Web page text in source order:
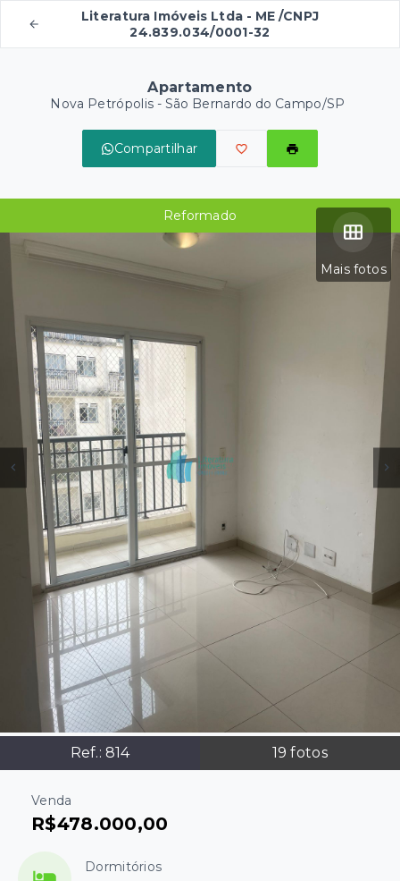
Literatura Imóveis Ltda - ME /CNPJ
24.839.034/0001-32
Apartamento
Nova Petrópolis - São Bernardo do Campo/SP
Compartilhar
Mais fotos
Ref.: 814 19 fotos
Reformado
Venda
R$478.000,00
Dormitórios